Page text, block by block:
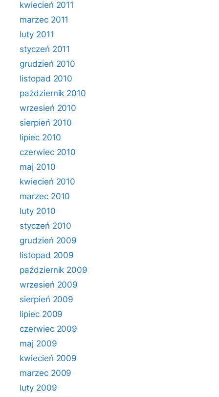
kwiecień 2011
marzec 2011
luty 2011
styczeń 2011
grudzień 2010
listopad 2010
październik 2010
wrzesień 2010
sierpień 2010
lipiec 2010
czerwiec 2010
maj 2010
kwiecień 2010
marzec 2010
luty 2010
styczeń 2010
grudzień 2009
listopad 2009
październik 2009
wrzesień 2009
sierpień 2009
lipiec 2009
czerwiec 2009
maj 2009
kwiecień 2009
marzec 2009
luty 2009